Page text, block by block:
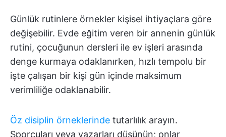
Günlük rutinlere örnekler kişisel ihtiyaçlara göre
değişebilir. Evde eğitim veren bir annenin günlük
rutini, çocuğunun dersleri ile ev işleri arasında
denge kurmaya odaklanırken, hızlı tempolu bir
işte çalışan bir kişi gün içinde maksimum
verimliliğe odaklanabilir.
Öz disiplin örneklerinde tutarlılık arayın.
Sporcuları veya yazarları düşünün; onlar